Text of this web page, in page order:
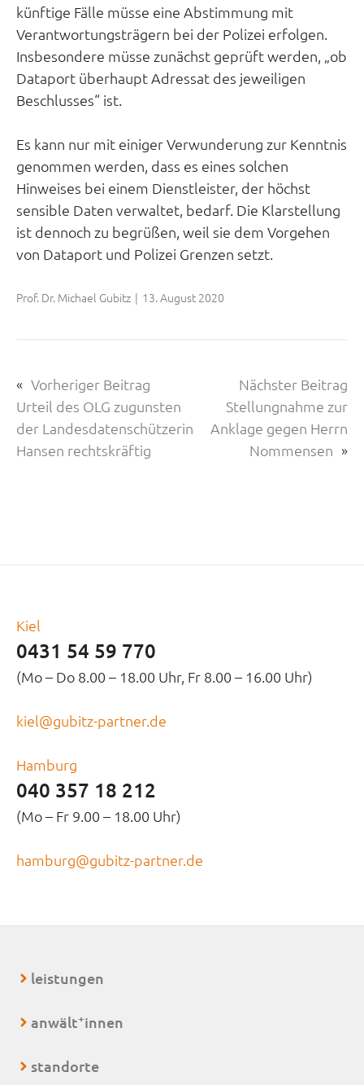
künftige Fälle müsse eine Abstimmung mit
Verantwortungsträgern bei der Polizei erfolgen.
Insbesondere müsse zunächst geprüft werden, „ob
Dataport überhaupt Adressat des jeweiligen
Beschlusses“ ist.
Es kann nur mit einiger Verwunderung zur Kenntnis
genommen werden, dass es eines solchen
Hinweises bei einem Dienstleister, der höchst
sensible Daten verwaltet, bedarf. Die Klarstellung
ist dennoch zu begrüßen, weil sie dem Vorgehen
von Dataport und Polizei Grenzen setzt.
Prof. Dr. Michael Gubitz | 13. August 2020
« Vorheriger Beitrag
Urteil des OLG zugunsten
der Landesdatenschützerin
Hansen rechtskräftig
Nächster Beitrag
Stellungnahme zur
Anklage gegen Herrn
Nommensen »
Kiel
0431 54 59 770
(Mo – Do 8.00 – 18.00 Uhr, Fr 8.00 – 16.00 Uhr)
kiel@gubitz-partner.de
Hamburg
040 357 18 212
(Mo – Fr 9.00 – 18.00 Uhr)
hamburg@gubitz-partner.de
leistungen
anwält+innen
standorte